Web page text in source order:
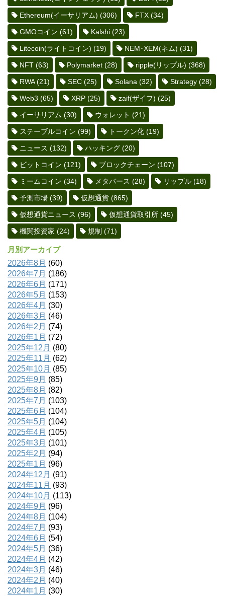
Ethereum(イーサリアム) (306) FTX (34)
GMOコイン (61) Kalshi (23)
Litecoin(ライトコイン) (19) NEM･XEM(ネム) (31)
NFT (63) Polymarket (28) ripple(リップル) (368)
RWA(21) SEC (25) Solana (32) Strategy (28)
Web3 (65) XRP (25) zaif(ザイフ) (25)
イーサリアム (30) ウォレット (21)
ステーブルコイン (99) トークン化 (19)
ニュース (132) ハッキング (20)
ビットコイン (121) ブロックチェーン (107)
ミームコイン (34) メタバース (28) リップル (18)
予測市場 (39) 仮想通貨 (865)
仮想通貨ニュース (96) 仮想通貨取引所 (45)
機関投資家 (24) 規制 (71)
月別アーカイブ
2026年8月 (60)
2026年7月 (186)
2026年6月 (171)
2026年5月 (153)
2026年4月 (30)
2026年3月 (46)
2026年2月 (74)
2026年1月 (72)
2025年12月 (80)
2025年11月 (62)
2025年10月 (85)
2025年9月 (85)
2025年8月 (82)
2025年7月 (103)
2025年6月 (104)
2025年5月 (104)
2025年4月 (105)
2025年3月 (101)
2025年2月 (94)
2025年1月 (96)
2024年12月 (91)
2024年11月 (93)
2024年10月 (113)
2024年9月 (96)
2024年8月 (104)
2024年7月 (93)
2024年6月 (54)
2024年5月 (36)
2024年4月 (42)
2024年3月 (46)
2024年2月 (40)
2024年1月 (30)